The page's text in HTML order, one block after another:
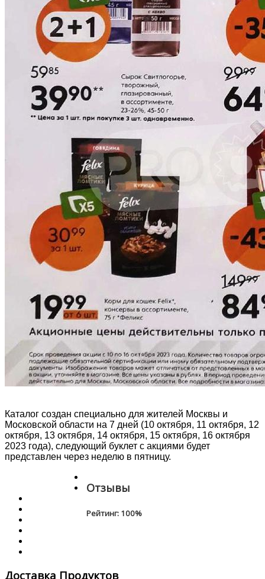
Каталог создан специально для жителей Москвы и
Московской области на 7 дней (10 октября, 11 октября, 12
октября, 13 октября, 14 октября, 15 октября, 16 октября
2023 года), следующий буклет с акциями будет
представлен через неделю в пятницу.
Отзывы
Рейтинг: 100%
Доставка Продуктов